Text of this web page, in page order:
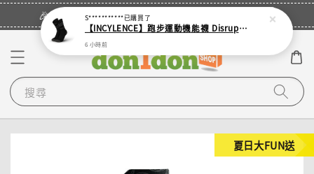
🎉登入會員・領取您的專屬折扣券！
搜尋
夏日大FUN送
S***********已購買了
【INCYLENCE】跑步運動機能襪 Disrupts Black
6 小時前